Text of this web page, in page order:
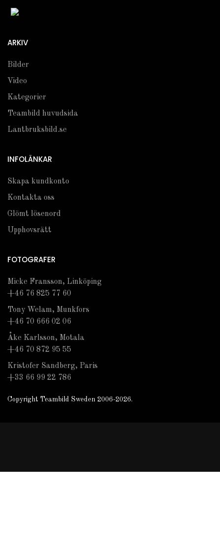
ARKIV
Bilder
Video
Kategorier
Teambild huvudsida
Lantbruksbild.se
INFOLÄNKAR
Skapa kundkonto
Kontakta oss
Glömt lösenord
Upphovsrätt
FOTOGRAFER
Micke Fransson, Linköping
+46 76 825 77 60
Tony Welam, Munkfors
+46 70 666 02 06
Åke Karlsson, Motala
+46 70 872 95 55
Kristofer Sandberg, Paris
+33 66 99 22 786
Copyright Teambild Sweden 2006-2026.